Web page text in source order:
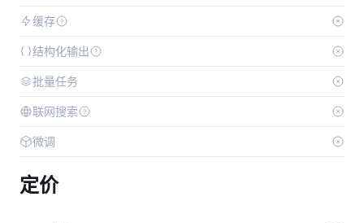
缓存
结构化输出
批量任务
联网搜索
微调
定价